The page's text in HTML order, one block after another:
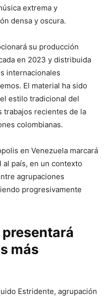
extrema y
densa y oscura.
su producción
en 2023 y distribuida
internacionales
El material ha sido
estilo tradicional del
trabajos recientes de la
colombianas.
en Venezuela marcará
país, en un contexto
agrupaciones
progresivamente
más
Estridente, agrupación